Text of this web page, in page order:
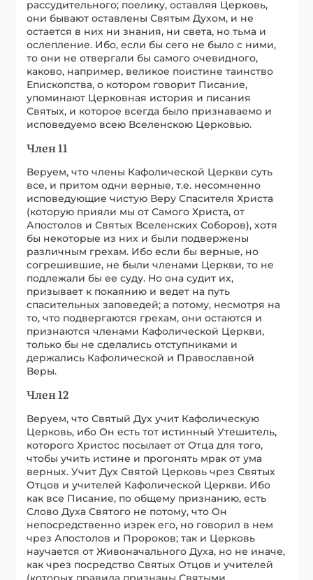
рассудительного; поелику, оставляя Церковь,
они бывают оставлены Святым Духом, и не
остается в них ни знания, ни света, но тьма и
ослепление. Ибо, если бы сего не было с ними,
то они не отвергали бы самого очевидного,
каково, например, великое поистине таинство
Епископства, о котором говорит Писание,
упоминают Церковная история и писания
Святых, и которое всегда было признаваемо и
исповедуемо всею Вселенскою Церковью.
Член 11
Веруем, что члены Кафолической Церкви суть
все, и притом одни верные, т.е. несомненно
исповедующие чистую Веру Спасителя Христа
(которую прияли мы от Самого Христа, от
Апостолов и Святых Вселенских Соборов), хотя
бы некоторые из них и были подвержены
различным грехам. Ибо если бы верные, но
согрешившие, не были членами Церкви, то не
подлежали бы ее суду. Но она судит их,
призывает к покаянию и ведет на путь
спасительных заповедей; а потому, несмотря на
то, что подвергаются грехам, они остаются и
признаются членами Кафолической Церкви,
только бы не сделались отступниками и
держались Кафолической и Православной
Веры.
Член 12
Веруем, что Святый Дух учит Кафолическую
Церковь, ибо Он есть тот истинный Утешитель,
которого Христос посылает от Отца для того,
чтобы учить истине и прогонять мрак от ума
верных. Учит Дух Святой Церковь чрез Святых
Отцов и учителей Кафолической Церкви. Ибо
как все Писание, по общему признанию, есть
Слово Духа Святого не потому, что Он
непосредственно изрек его, но говорил в нем
чрез Апостолов и Пророков; так и Церковь
научается от Живоначального Духа, но не иначе,
как чрез посредство Святых Отцов и учителей